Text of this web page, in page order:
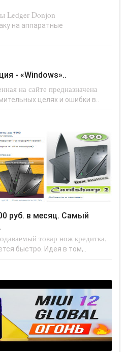
Ledger Donjon
на аппаратные
- «Windows»..
на сайте предназначена
целях и ошибки в..
товар нож кредитка,
быстро. Идея в том,..